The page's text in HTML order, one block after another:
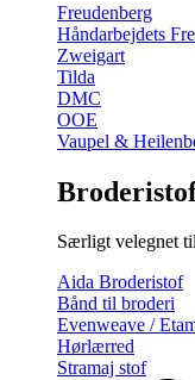
Freudenberg
Håndarbejdets
Zweigart
Tilda
DMC
OOE
Vaupel &
Særligt velegnet
Aida Broderistof
Bånd til broderi
Evenweave /
Hørlærred
Stramaj stof